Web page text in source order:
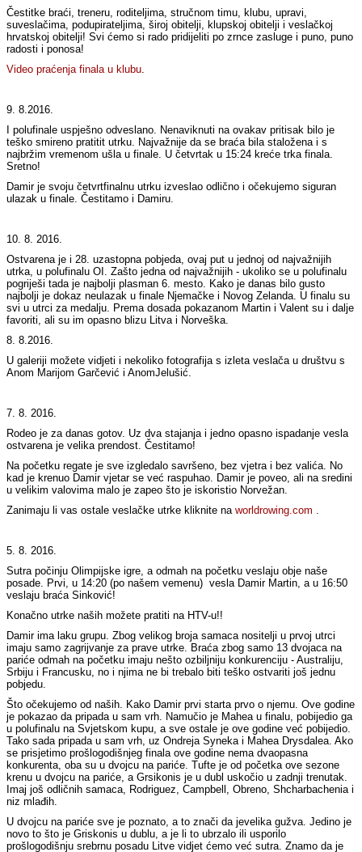
Čestitke braći, treneru, roditeljima, stručnom timu, klubu, upravi,
suveslačima, podupirateljima, široj obitelji, klupskoj obitelji i veslačkoj
hrvatskoj obitelji! Svi ćemo si rado pridijeliti po zrnce zasluge i puno, puno
radosti i ponosa!
Video praćenja finala u klubu.
9. 8.2016.
I polufinale uspješno odveslano. Nenaviknuti na ovakav pritisak bilo je
teško smireno pratitit utrku. Najvažnije da se braća bila staložena i s
najbržim vremenom ušla u finale. U četvrtak u 15:24 kreće trka finala.
Sretno!
Damir je svoju četvrtfinalnu utrku izveslao odlično i očekujemo siguran
ulazak u finale. Čestitamo i Damiru.
10. 8. 2016.
Ostvarena je i 28. uzastopna pobjeda, ovaj put u jednoj od najvažnijih
utrka, u polufinalu OI. Zašto jedna od najvažnijih - ukoliko se u polufinalu
pogriješi tada je najbolji plasman 6. mesto. Kako je danas bilo gusto
najbolji je dokaz neulazak u finale Njemačke i Novog Zelanda. U finalu su
svi u utrci za medalju. Prema dosada pokazanom Martin i Valent su i dalje
favoriti, ali su im opasno blizu Litva i Norveška.
8. 8.2016.
U galeriji možete vidjeti i nekoliko fotografija s izleta veslača u društvu s
Anom Marijom Garčević i AnomJelušić.
7. 8. 2016.
Rodeo je za danas gotov. Uz dva stajanja i jedno opasno ispadanje vesla
ostvarena je velika prendost. Čestitamo!
Na početku regate je sve izgledalo savršeno, bez vjetra i bez valića. No
kad je krenuo Damir vjetar se već raspuhao. Damir je poveo, ali na sredini
u velikim valovima malo je zapeo što je iskoristio Norvežan.
Zanimaju li vas ostale veslačke utrke kliknite naworldrowing.com .
5. 8. 2016.
Sutra počinju Olimpijske igre, a odmah na početku veslaju obje naše
posade. Prvi, u 14:20 (po našem vemenu) vesla Damir Martin, a u 16:50
veslaju braća Sinković!
Konačno utrke naših možete pratiti na HTV-u!!
Damir ima laku grupu. Zbog velikog broja samaca nositelji u prvoj utrci
imaju samo zagrijvanje za prave utrke. Braća zbog samo 13 dvojaca na
pariće odmah na početku imaju nešto ozbiljniju konkurenciju - Australiju,
Srbiju i Francusku, no i njima ne bi trebalo biti teško ostvariti još jednu
pobjedu.
Što očekujemo od naših. Kako Damir prvi starta prvo o njemu. Ove godine
je pokazao da pripada u sam vrh. Namučio je Mahea u finalu, pobijedio ga
u polufinalu na Svjetskom kupu, a sve ostale je ove godine već pobijedio.
Tako sada pripada u sam vrh, uz Ondreja Syneka i Mahea Drysdalea. Ako
se prisjetimo prošlogodišnjeg finala ove godine nema dvaopasna
konkurenta, oba su u dvojcu na pariće. Tufte je od početka ove sezone
krenu u dvojcu na pariće, a Grsikonis je u dubl uskočio u zadnji trenutak.
Imaj još odličnih samaca, Rodriguez, Campbell, Obreno, Shcharbachenia i
niz mlađih.
U dvojcu na pariće sve je poznato, a to znači da jevelika gužva. Jedino je
novo to što je Griskonis u dublu, a je li to ubrzalo ili usporilo
prošlogodišnju srebrnu posadu Litve vidjet ćemo već sutra. Znamo da je